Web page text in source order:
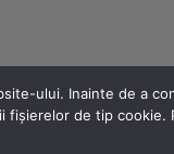
ului. Inainte de a
fișierelor de tip cookie.